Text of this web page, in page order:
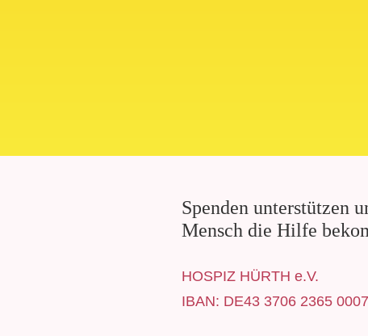
Spenden unterstützen
Mensch die Hilfe
HOSPIZ HÜRTH e.V.
IBAN: DE43 3706 2365